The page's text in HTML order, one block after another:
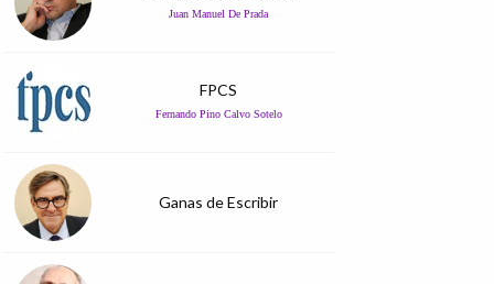
Juan Manuel De Prada
FPCS
Fernando Pino Calvo Sotelo
Ganas de Escribir